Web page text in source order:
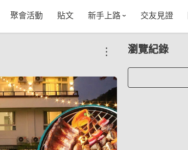
聚會活動 貼文 新手上路
五大功能
VIP獨享
使用者指南
如何報名/舉辦聚會
常見Q&A
聚會主題推薦
節日特輯企劃
交友見證
瀏覽紀錄